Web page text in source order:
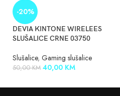
-20%
DEVIA KINTONE WIRELEES
SLUŠALICE CRNE 03750
Slušalice, Gaming slušalice
50,00KM 40,00 KM